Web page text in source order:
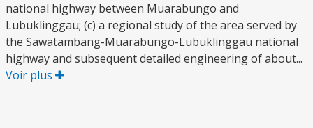
national highway between Muarabungo and
Lubuklinggau; (c) a regional study of the area served by
the Sawatambang-Muarabungo-Lubuklinggau national
highway and subsequent detailed engineering of about...
Voir plus